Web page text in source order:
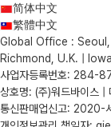
简体中文
繁體中文
Global Office : Seoul,
Richmond, U.K. |
사업자등록번호: 284-
상호명: (주)워드바이스 |
통신판매업신고: